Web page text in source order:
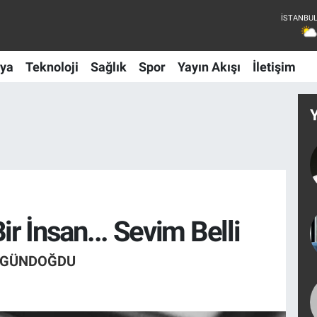
Teknoloji Sağlık Spor Yayın Akışı İletişim
İnsan... Sevim Belli